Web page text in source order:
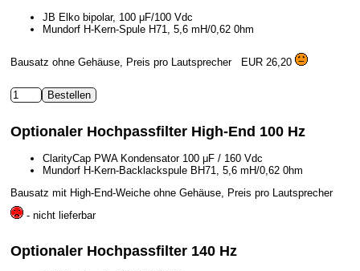
JB Elko bipolar, 100 μF/100 Vdc
Mundorf H-Kern-Spule H71, 5,6 mH/0,62 0hm
Bausatz ohne Gehäuse, Preis pro Lautsprecher EUR 26,20
Optionaler Hochpassfilter High-End 100 Hz
ClarityCap PWA Kondensator 100 μF / 160 Vdc
Mundorf H-Kern-Backlackspule BH71, 5,6 mH/0,62 0hm
Bausatz mit High-End-Weiche ohne Gehäuse, Preis pro Lautsprecher
- nicht lieferbar
Optionaler Hochpassfilter 140 Hz